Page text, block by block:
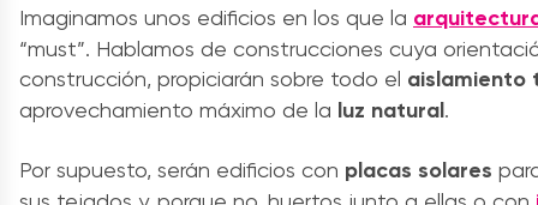
Imaginamos unos edificios en los que la
“must”. Hablamos de construcciones cuya
construcción, propiciarán sobre todo el aislamiento
aprovechamiento máximo de la luz natural.
Por supuesto, serán edificios con placas solares